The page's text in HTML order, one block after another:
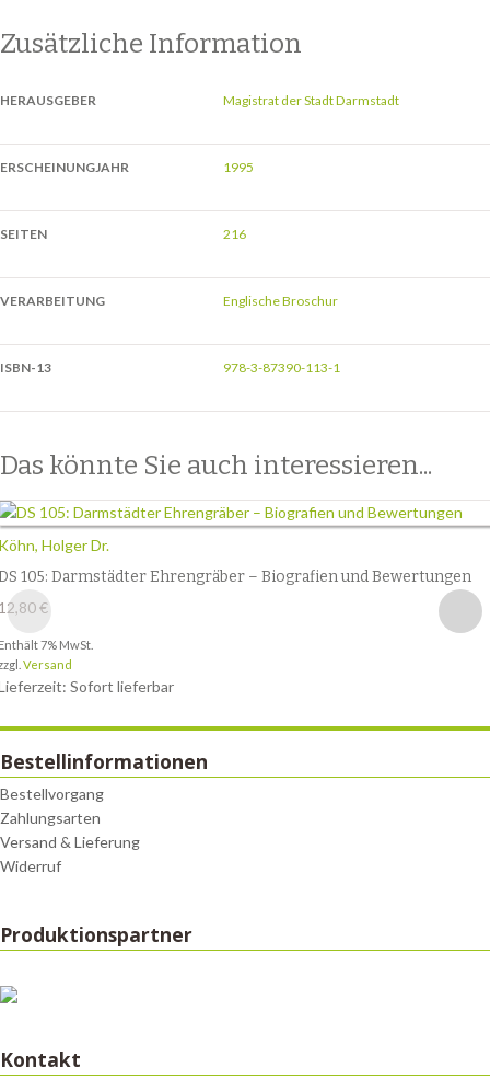
Zusätzliche Information
HERAUSGEBER Magistrat der Stadt Darmstadt
ERSCHEINUNGJAHR 1995
SEITEN 216
VERARBEITUNG Englische Broschur
ISBN-13 978-3-87390-113-1
Das könnte Sie auch interessieren...
Holger Dr.
105: Darmstädter Ehrengräber – Biografien und Bewertungen
€
7% MwSt.
Versand
Sofort lieferbar
Bestellinformationen
Bestellvorgang
Zahlungsarten
Versand & Lieferung
Widerruf
Produktionspartner
Kontakt